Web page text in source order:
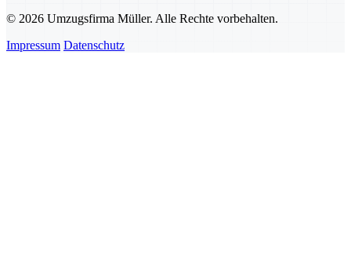
© 2026 Umzugsfirma Müller. Alle Rechte vorbehalten.
Impressum Datenschutz